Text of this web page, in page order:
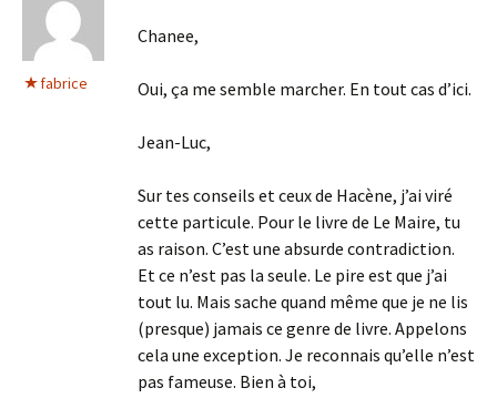
fabrice
Chanee,
Oui, ça me semble marcher. En tout cas d’ici.
Jean-Luc,
Sur tes conseils et ceux de Hacène, j’ai viré
cette particule. Pour le livre de Le Maire, tu
as raison. C’est une absurde contradiction.
Et ce n’est pas la seule. Le pire est que j’ai
tout lu. Mais sache quand même que je ne lis
(presque) jamais ce genre de livre. Appelons
cela une exception. Je reconnais qu’elle n’est
pas fameuse. Bien à toi,